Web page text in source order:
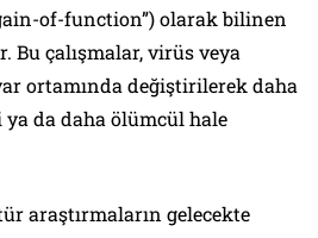
of-function”) olarak bilinen
Bu çalışmalar, virüs veya
ortamında değiştirilerek daha
ya da daha ölümcül hale
araştırmaların gelecekte